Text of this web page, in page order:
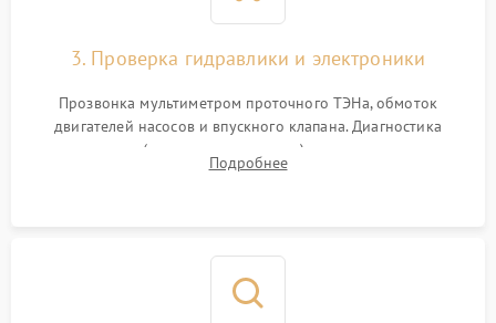
3. Проверка гидравлики и электроники
Прозвонка мультиметром проточного ТЭНа, обмоток
двигателей насосов и впускного клапана. Диагностика
прессостата (датчика уровня воды), датчика мутности,
концевика дверцы и электронного модуля управления.
Подробнее